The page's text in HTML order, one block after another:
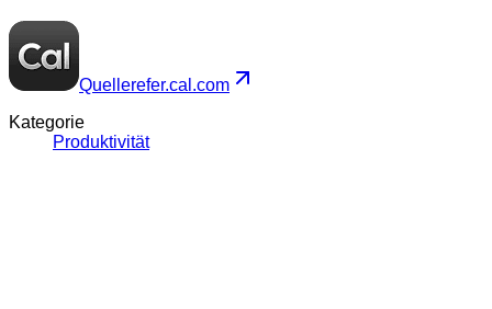
Quellerefer.cal.com
Kategorie
Produktivität